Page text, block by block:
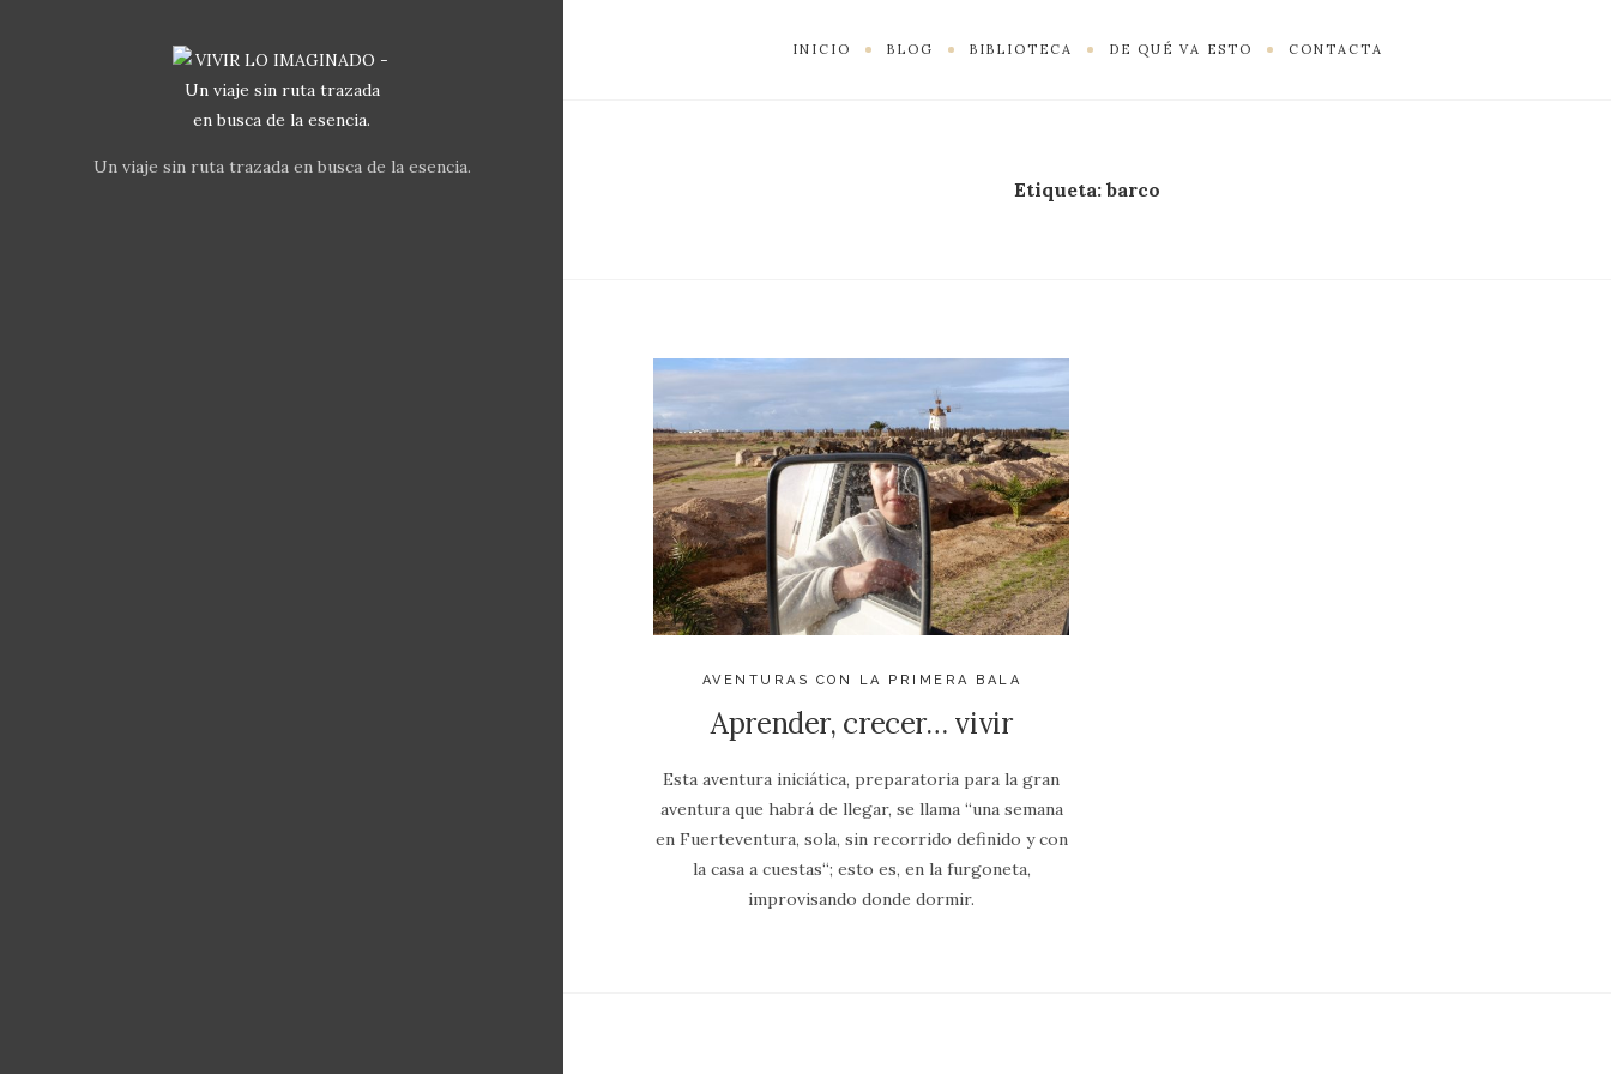
Un viaje sin ruta trazada en busca de la esencia.
INICIO BLOG BIBLIOTECA DE QUÉ VA ESTO CONTACTA
Etiqueta:barco
AVENTURAS CON LA PRIMERA BALA
Aprender, crecer… vivir
Esta aventura iniciática, preparatoria para la gran
aventura que habrá de llegar, se llama “una semana
en Fuerteventura, sola, sin recorrido definido y con
la casa a cuestas“; esto es, en la furgoneta,
improvisando donde dormir.